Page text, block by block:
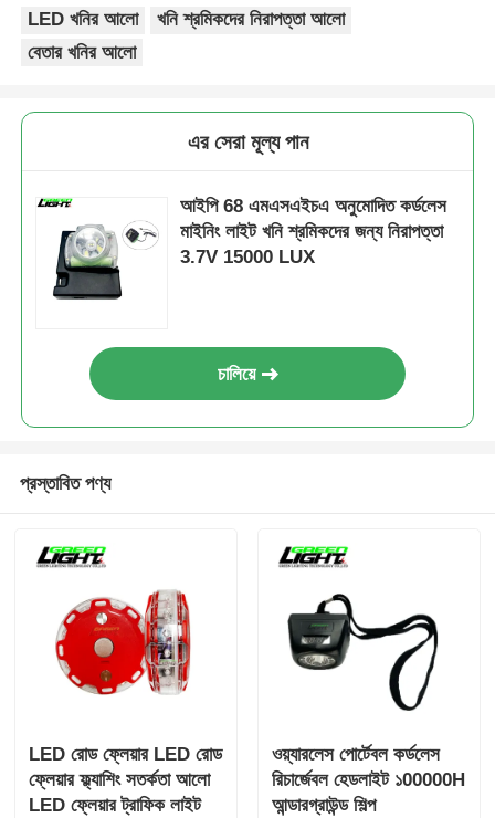
LED খনির আলো
খনি শ্রমিকদের নিরাপত্তা আলো
বেতার খনির আলো
এর সেরা মূল্য পান
আইপি 68 এমএসএইচএ অনুমোদিত কর্ডলেস
মাইনিং লাইট খনি শ্রমিকদের জন্য নিরাপত্তা
3.7V 15000 LUX
চালিয়ে
প্রস্তাবিত পণ্য
LED রোড ফ্লেয়ার LED রোড
ফ্লেয়ার ফ্ল্যাশিং সতর্কতা আলো
LED ফ্লেয়ার ট্রাফিক লাইট
ওয়্যারলেস পোর্টেবল কর্ডলেস
রিচার্জেবল হেডলাইট ১00000H
আন্ডারগ্রাউন্ড শিল্প